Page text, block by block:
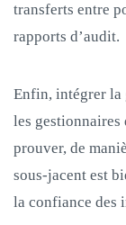
transferts entre
rapports d’audit.
Enfin, intégrer la
les gestionnaires
prouver, de
sous-jacent est
la confiance des